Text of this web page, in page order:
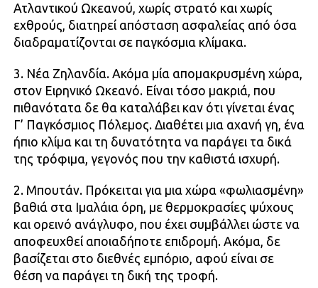
Ατλαντικού Ωκεανού, χωρίς στρατό και χωρίς
εχθρούς, διατηρεί απόσταση ασφαλείας από όσα
διαδραματίζονται σε παγκόσμια κλίμακα.
3. Νέα Ζηλανδία. Ακόμα μία απομακρυσμένη χώρα,
στον Ειρηνικό Ωκεανό. Είναι τόσο μακριά, που
πιθανότατα δε θα καταλάβει καν ότι γίνεται ένας
Γ’ Παγκόσμιος Πόλεμος. Διαθέτει μια αχανή γη, ένα
ήπιο κλίμα και τη δυνατότητα να παράγει τα δικά
της τρόφιμα, γεγονός που την καθιστά ισχυρή.
2. Μπουτάν. Πρόκειται για μια χώρα «φωλιασμένη»
βαθιά στα Ιμαλάια όρη, με θερμοκρασίες ψύχους
και ορεινό ανάγλυφο, που έχει συμβάλλει ώστε να
αποφευχθεί αποιαδήποτε επιδρομή. Ακόμα, δε
βασίζεται στο διεθνές εμπόριο, αφού είναι σε
θέση να παράγει τη δική της τροφή.